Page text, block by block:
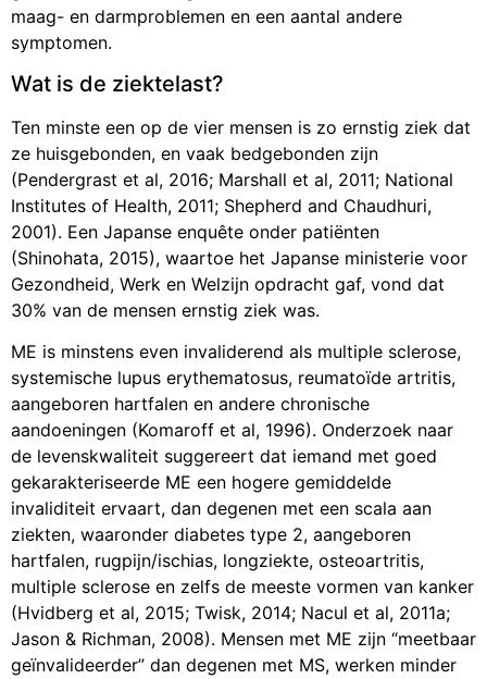
maag- en darmproblemen en een aantal andere
symptomen.
Wat is de ziektelast?
Ten minste een op de vier mensen is zo ernstig ziek dat
ze huisgebonden, en vaak bedgebonden zijn
(Pendergrast et al, 2016; Marshall et al, 2011; National
Institutes of Health, 2011; Shepherd and Chaudhuri,
2001). Een Japanse enquête onder patiënten
(Shinohata, 2015), waartoe het Japanse ministerie voor
Gezondheid, Werk en Welzijn opdracht gaf, vond dat
30% van de mensen ernstig ziek was.
ME is minstens even invaliderend als multiple sclerose,
systemische lupus erythematosus, reumatoïde artritis,
aangeboren hartfalen en andere chronische
aandoeningen (Komaroff et al, 1996). Onderzoek naar
de levenskwaliteit suggereert dat iemand met goed
gekarakteriseerde ME een hogere gemiddelde
invaliditeit ervaart, dan degenen met een scala aan
ziekten, waaronder diabetes type 2, aangeboren
hartfalen, rugpijn/ischias, longziekte, osteoartritis,
multiple sclerose en zelfs de meeste vormen van kanker
(Hvidberg et al, 2015; Twisk, 2014; Nacul et al, 2011a;
Jason & Richman, 2008). Mensen met ME zijn “meetbaar
geïnvalideerder” dan degenen met MS, werken minder